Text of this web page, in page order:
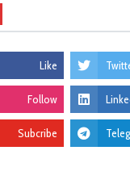
Like
Follow
Subcribe